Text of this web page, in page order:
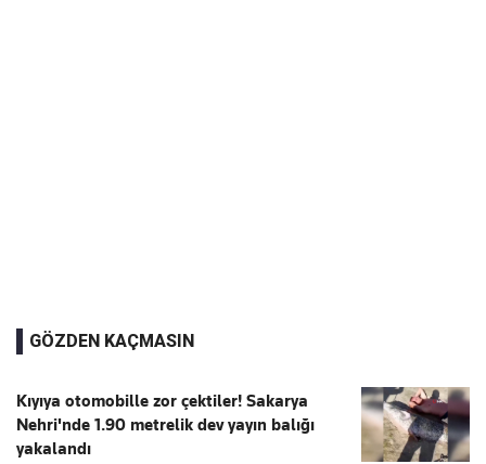
GÖZDEN KAÇMASIN
Kıyıya otomobille zor çektiler! Sakarya
Nehri'nde 1.90 metrelik dev yayın balığı
yakalandı